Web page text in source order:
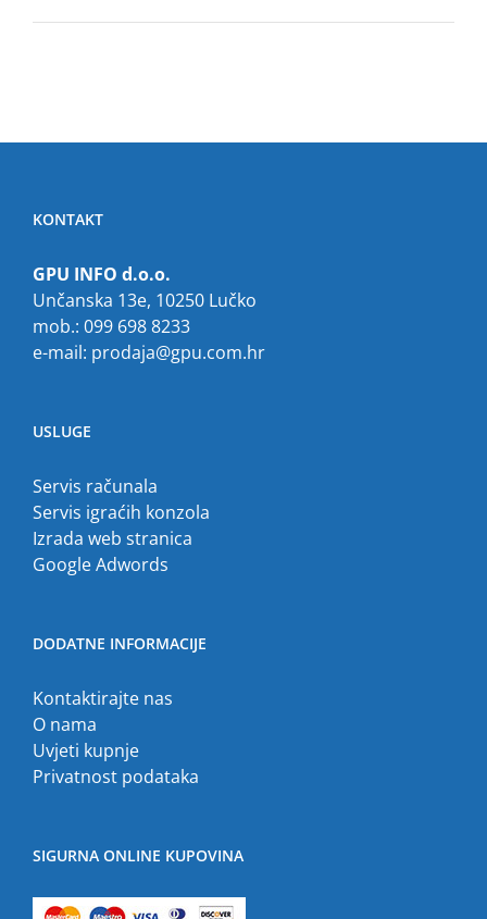
KONTAKT
GPU INFO d.o.o.
Unčanska 13e, 10250 Lučko
mob.: 099 698 8233
e-mail: prodaja@gpu.com.hr
USLUGE
Servis računala
Servis igraćih konzola
Izrada web stranica
Google Adwords
DODATNE INFORMACIJE
Kontaktirajte nas
O nama
Uvjeti kupnje
Privatnost podataka
SIGURNA ONLINE KUPOVINA